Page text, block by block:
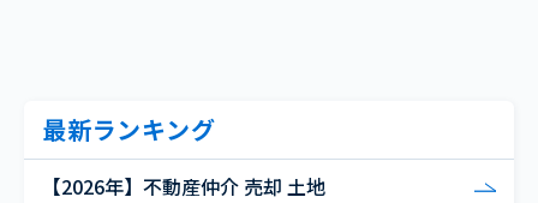
最新ランキング
【2026年】不動産仲介 売却 土地